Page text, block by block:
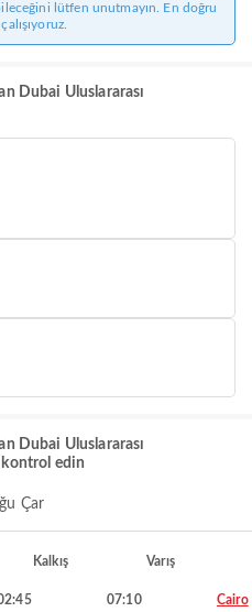
lütfen unutmayın. En doğru
Dubai Uluslararası
Dubai Uluslararası
kontrol edin
Çar
Kalkış Varış
07:10 Cairo